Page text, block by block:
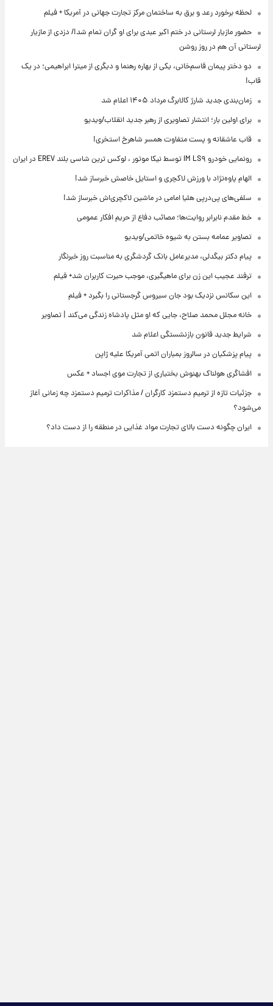
لحظه برخورد رعد و برق به ساختمان مرکز تجارت جهانی در آمریکا + فیلم
حضور مازیار لرستانی در ختم اکبر عبدی برای او گران تمام شد!/ دزدی از مازیار
لرستانی آن هم در روز روشن
دو دختر پیمان قاسم‌خانی، یکی از بهاره رهنما و دیگری از میترا ابراهیمی؛ در یک
قاب!
زمان‌بندی جدید شارژ کالابرگ مرداد ۱۴۰۵ اعلام شد
برای اولین بار؛ انتشار تصاویری از رهبر جدید انقلاب/ویدیو
قاب عاشقانه و پست متفاوت همسر شاهرخ استخری!
رونمایی خودرو IM LS۹ توسط نیکا موتور ، لوکس ترین شاسی بلند EREV در ایران
الهام پاوه‌نژاد با ورزش لاکچری و استایل خاصش خبرساز شد!
سلفی‌های پی‌درپی هلیا امامی در ماشین لاکچری‌اش خبرساز شد!
خط مقدم نابرابر روایت‌ها؛ مصائب دفاع از حریم افکار عمومی
تصاویر عمامه بستن به شیوه خاتمی/ویدیو
پیام دکتر بیگدلی، مدیرعامل بانک گردشگری به مناسبت روز خبرنگار
ترفند عجیب این زن برای ماهیگیری، موجب حیرت کاربران شد+ فیلم
این سکانس نزدیک بود جان سیروس گرجستانی را بگیرد + فیلم
خانه مجلل محمد صلاح، جایی که او مثل پادشاه زندگی می‌کند | تصاویر
شرایط جدید قانون بازنشستگی اعلام شد
پیام پزشکیان در سالروز بمباران اتمی آمریکا علیه ژاپن
افشاگری هولناک بهنوش بختیاری از تجارت موی اجساد + عکس
جزئیات تازه از ترمیم دستمزد کارگران / مذاکرات ترمیم دستمزد چه زمانی آغاز
می‌شود؟
ایران چگونه دست بالای تجارت مواد غذایی در منطقه را از دست داد؟